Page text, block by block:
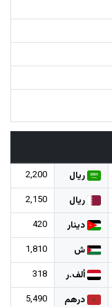
ريال
2,200
ريال
2,150
دينار
420
ش
1,810
ألف.ر 318
درهم
5,490